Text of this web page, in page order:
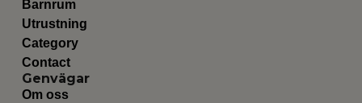
Barnrum
Utrustning
Category
Contact
Genvägar
Om oss